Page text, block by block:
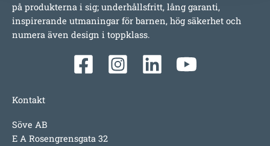
på produkterna i sig; underhållsfritt, lång garanti,
inspirerande utmaningar för barnen, hög säkerhet och
numera även design i toppklass.
Kontakt
Söve AB
E A Rosengrensgata 32